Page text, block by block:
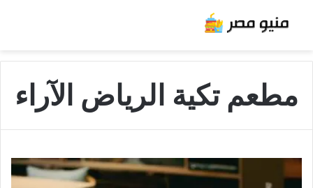
مطعم تكية الرياض الآراء